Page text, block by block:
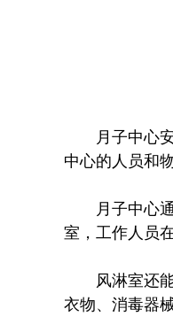
月子中心
中心的人员和
月子中心
室，工作人员
风淋室还
衣物、消毒器